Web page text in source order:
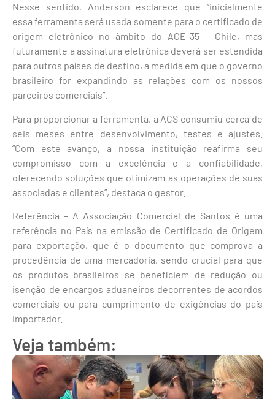
Nesse sentido, Anderson esclarece que “inicialmente
essa ferramenta será usada somente para o certificado de
origem eletrônico no âmbito do ACE-35 – Chile, mas
futuramente a assinatura eletrônica deverá ser estendida
para outros países de destino, a medida em que o governo
brasileiro for expandindo as relações com os nossos
parceiros comerciais”.
Para proporcionar a ferramenta, a ACS consumiu cerca de
seis meses entre desenvolvimento, testes e ajustes.
“Com este avanço, a nossa instituição reafirma seu
compromisso com a excelência e a confiabilidade,
oferecendo soluções que otimizam as operações de suas
associadas e clientes”, destaca o gestor.
Referência – A Associação Comercial de Santos é uma
referência no País na emissão de Certificado de Origem
para exportação, que é o documento que comprova a
procedência de uma mercadoria, sendo crucial para que
os produtos brasileiros se beneficiem de redução ou
isenção de encargos aduaneiros decorrentes de acordos
comerciais ou para cumprimento de exigências do país
importador.
Veja também: